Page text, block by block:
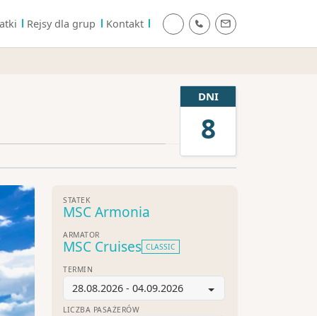
Rejsy dla grup Kontakt
DNI
8
STATEK
MSC Armonia
ARMATOR
MSC Cruises CLASSIC
TERMIN
28.08.2026 - 04.09.2026
LICZBA PASAŻERÓW